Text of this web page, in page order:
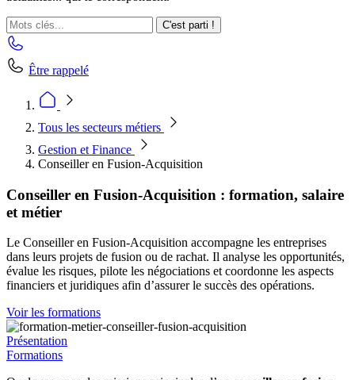
C'est parti !
Être rappelé
Tous les secteurs métiers
Gestion et Finance
Conseiller en Fusion-Acquisition
Conseiller en Fusion-Acquisition : formation, salaire
et métier
Le Conseiller en Fusion-Acquisition accompagne les entreprises
dans leurs projets de fusion ou de rachat. Il analyse les opportunités,
évalue les risques, pilote les négociations et coordonne les aspects
financiers et juridiques afin d’assurer le succès des opérations.
Voir les formations
Présentation
Formations